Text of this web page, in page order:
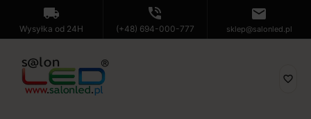
local_shipping
Wysyłka od 24H
phone_in_talk
(+48) 694-000-777
mail
sklep@salonled.pl
favorite_border